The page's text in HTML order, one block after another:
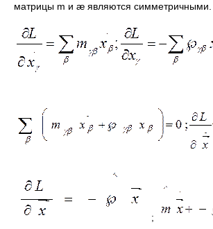
матрицы m и æ являются симметричными.
;